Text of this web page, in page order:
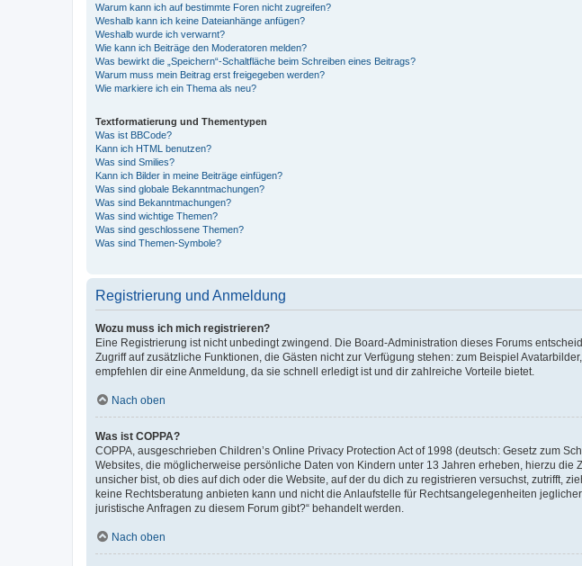
Warum kann ich auf bestimmte Foren nicht zugreifen?
Weshalb kann ich keine Dateianhänge anfügen?
Weshalb wurde ich verwarnt?
Wie kann ich Beiträge den Moderatoren melden?
Was bewirkt die „Speichern“-Schaltfläche beim Schreiben eines Beitrags?
Warum muss mein Beitrag erst freigegeben werden?
Wie markiere ich ein Thema als neu?
Textformatierung und Thementypen
Was ist BBCode?
Kann ich HTML benutzen?
Was sind Smilies?
Kann ich Bilder in meine Beiträge einfügen?
Was sind globale Bekanntmachungen?
Was sind Bekanntmachungen?
Was sind wichtige Themen?
Was sind geschlossene Themen?
Was sind Themen-Symbole?
Registrierung und Anmeldung
Wozu muss ich mich registrieren?
Eine Registrierung ist nicht unbedingt zwingend. Die Board-Administration dieses Forums
Zugriff auf zusätzliche Funktionen, die Gästen nicht zur Verfügung stehen: zum Beispiel
empfehlen dir eine Anmeldung, da sie schnell erledigt ist und dir zahlreiche Vorteile bietet.
Nach oben
Was ist COPPA?
COPPA, ausgeschrieben Children’s Online Privacy Protection Act of 1998 (deutsch: Gesetz zum
Websites, die möglicherweise persönliche Daten von Kindern unter 13 Jahren erheben, hierzu
unsicher bist, ob dies auf dich oder die Website, auf der du dich zu registrieren versuchst, zutrifft,
keine Rechtsberatung anbieten kann und nicht die Anlaufstelle für Rechtsangelegenheiten
juristische Anfragen zu diesem Forum gibt?“ behandelt werden.
Nach oben